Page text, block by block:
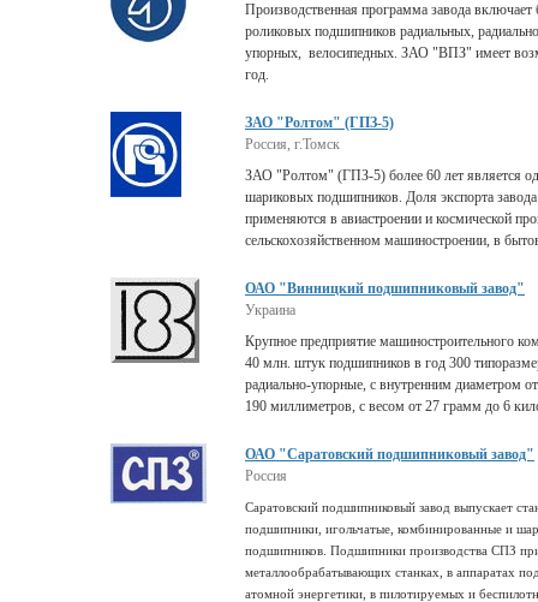
Производственная программа завода
роликовых подшипников радиальных,
упорных, велосипедных. ЗАО "ВПЗ" имеет
год.
ЗАО "Ролтом" (ГПЗ-5)
Россия, г.Томск
ЗАО "Ролтом" (ГПЗ-5) более 60 лет является
шариковых подшипников. Доля экспорта
применяются в авиастроении и космической
сельскохозяйственном машиностроении, в
ОАО "Винницкий подшипниковый завод"
Украина
Крупное предприятие машиностроительного
40 млн. штук подшипников в год 300
радиально-упорные, с внутренним диаметром
190 миллиметров, с весом от 27 грамм до 6
ОАО "Саратовский подшипниковый завод"
Россия
Саратовский подшипниковый завод выпускает
подшипники, игольчатые, комбинированные и
подшипников. Подшипники производства СПЗ
металлообрабатывающих станках, в аппаратах
атомной энергетики, в пилотируемых и